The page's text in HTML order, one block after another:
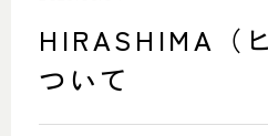
SHOP INFO
店舗情報
NAKAGAWA
HIRASHIMA（
ついて